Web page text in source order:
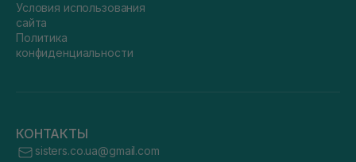
Условия использования
сайта
Политика
конфиденциальности
КОНТАКТЫ
sisters.co.ua@gmail.com